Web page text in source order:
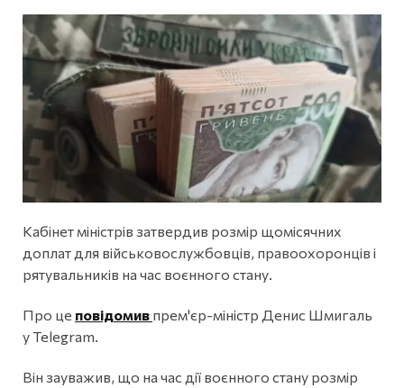
Кабінет міністрів затвердив розмір щомісячних
доплат для військовослужбовців, правоохоронців і
рятувальників на час воєнного стану.
Про це повідомив прем'єр-міністр Денис Шмигаль
у Telegram.
Він зауважив, що на час дії воєнного стану розмір